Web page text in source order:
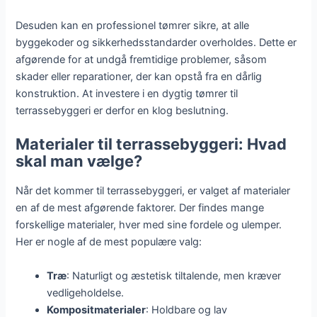
Desuden kan en professionel tømrer sikre, at alle
byggekoder og sikkerhedsstandarder overholdes. Dette er
afgørende for at undgå fremtidige problemer, såsom
skader eller reparationer, der kan opstå fra en dårlig
konstruktion. At investere i en dygtig tømrer til
terrassebyggeri er derfor en klog beslutning.
Materialer til terrassebyggeri: Hvad
skal man vælge?
Når det kommer til terrassebyggeri, er valget af materialer
en af de mest afgørende faktorer. Der findes mange
forskellige materialer, hver med sine fordele og ulemper.
Her er nogle af de mest populære valg:
Træ: Naturligt og æstetisk tiltalende, men kræver
vedligeholdelse.
Kompositmaterialer: Holdbare og lav